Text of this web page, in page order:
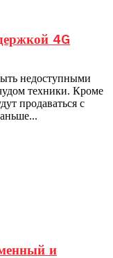
4G
недоступными
техники. Кроме
продаваться с
и